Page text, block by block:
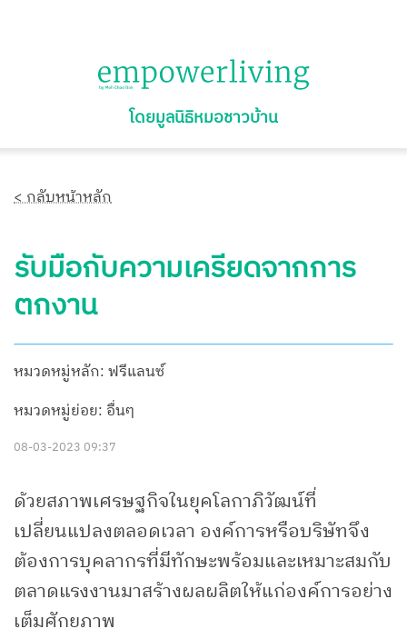
โดยมูลนิธิหมอชาวบ้าน
< กลับหน้าหลัก
รับมือกับความเครียดจากการ
ตกงาน
หมวดหมู่หลัก: ฟรีแลนซ์
หมวดหมู่ย่อย: อื่นๆ
08-03-2023 09:37
ด้วยสภาพเศรษฐกิจในยุคโลกาภิวัฒน์ที่
เปลี่ยนแปลงตลอดเวลา องค์การหรือบริษัทจึง
ต้องการบุคลากรที่มีทักษะพร้อมและเหมาะสมกับ
ตลาดแรงงานมาสร้างผลผลิตให้แก่องค์การอย่าง
เต็มศักยภาพ